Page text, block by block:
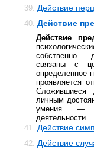
39. Действие
40. Действие
Действие
собственно
связаны с
определенное
проявляется
Сложившиеся
личным
умения —
деятельности.
41. Действие
42. Действие